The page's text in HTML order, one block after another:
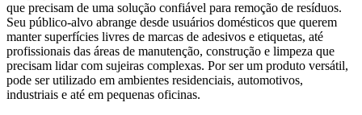
que precisam de uma solução confiável para remoção de resíduos.
Seu público-alvo abrange desde usuários domésticos que querem
manter superfícies livres de marcas de adesivos e etiquetas, até
profissionais das áreas de manutenção, construção e limpeza que
precisam lidar com sujeiras complexas. Por ser um produto versátil,
pode ser utilizado em ambientes residenciais, automotivos,
industriais e até em pequenas oficinas.